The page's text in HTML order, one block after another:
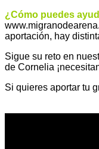
¿Cómo puedes
www.migranodearena.
aportación, hay
Sigue su reto en
de Cornelia
Si quieres aportar tu